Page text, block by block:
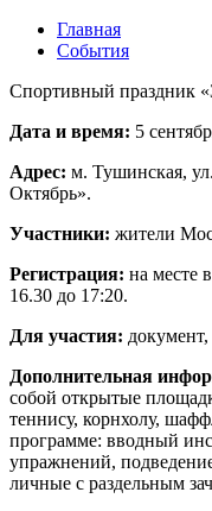
Главная
События
Спортивный праздник
Дата и время: 5
Адрес: м. Тушинская,
Октябрь».
Участники: жители
Регистрация: на месте
16.30 до 17:20.
Для участия:
Дополнительная
собой открытые
теннису, корнхолу,
программе: вводный
упражнений,
личные с раздельным